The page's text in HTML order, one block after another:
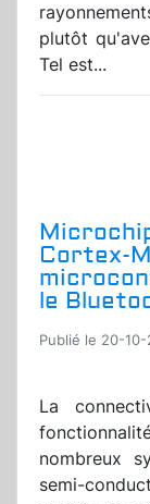
plutôt
Tel est...
Cortex-
le
Publié le 20-
La
nombreux
semi-